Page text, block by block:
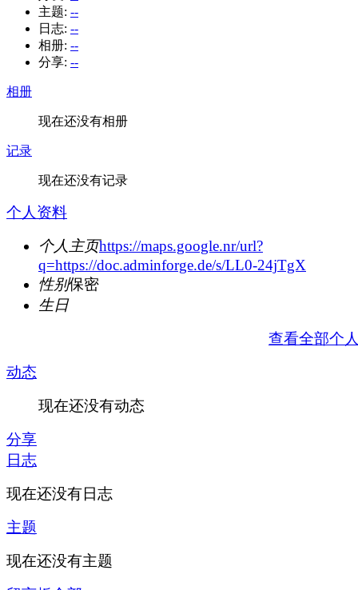
主题: --
日志: --
相册: --
分享: --
相册
现在还没有相册
记录
现在还没有记录
个人资料
个人主页https://maps.google.nr/url?
q=https://doc.adminforge.de/s/LL0-24jTgX
性别保密
生日
查看全部个
动态
现在还没有动态
分享
日志
现在还没有日志
主题
现在还没有主题